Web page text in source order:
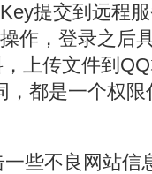
提交到远程
作，登录之后
上传文件到
，都是一个权限
些不良网站信